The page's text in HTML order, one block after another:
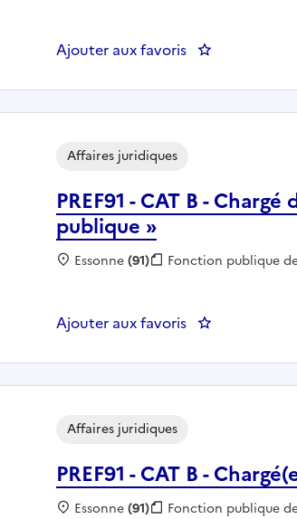
Ajouter aux favoris : PREF91 -
PREF91 - CAT B -
publique »
Affaires juridiques
Localisation :
Essonne(91) Fonction publique :
Fonction publique
Ajouter aux favoris : PREF91 -
PREF91 - CAT B -
Affaires juridiques
Localisation :
Essonne(91) Fonction publique :
Fonction publique